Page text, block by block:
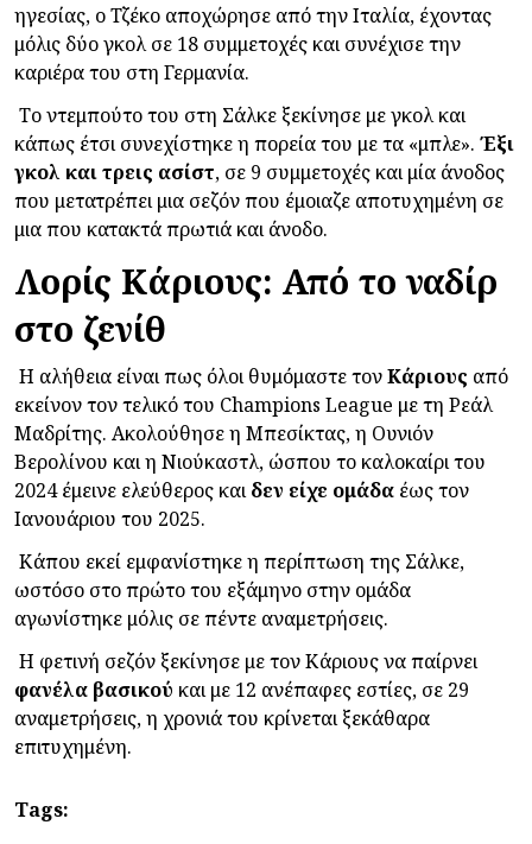
ηγεσίας, ο Τζέκο αποχώρησε από την Ιταλία, έχοντας
μόλις δύο γκολ σε 18 συμμετοχές και συνέχισε την
καριέρα του στη Γερμανία.
Το ντεμπούτο του στη Σάλκε ξεκίνησε με γκολ και
κάπως έτσι συνεχίστηκε η πορεία του με τα «μπλε». Έξι
γκολ και τρεις ασίστ, σε 9 συμμετοχές και μία άνοδος
που μετατρέπει μια σεζόν που έμοιαζε αποτυχημένη σε
μια που κατακτά πρωτιά και άνοδο.
Λορίς Κάριους: Από το ναδίρ
στο ζενίθ
Η αλήθεια είναι πως όλοι θυμόμαστε τονΚάριους από
εκείνον τον τελικό του Champions League με τη Ρεάλ
Μαδρίτης. Ακολούθησε η Μπεσίκτας, η Ουνιόν
Βερολίνου και η Νιούκαστλ, ώσπου το καλοκαίρι του
2024 έμεινε ελεύθερος καιδεν είχε ομάδα έως τον
Ιανουάριου του 2025.
Κάπου εκεί εμφανίστηκε η περίπτωση της Σάλκε,
ωστόσο στο πρώτο του εξάμηνο στην ομάδα
αγωνίστηκε μόλις σε πέντε αναμετρήσεις.
Η φετινή σεζόν ξεκίνησε με τον Κάριους να παίρνει
φανέλα βασικού και με 12 ανέπαφες εστίες, σε 29
αναμετρήσεις, η χρονιά του κρίνεται ξεκάθαρα
επιτυχημένη.
Tags: